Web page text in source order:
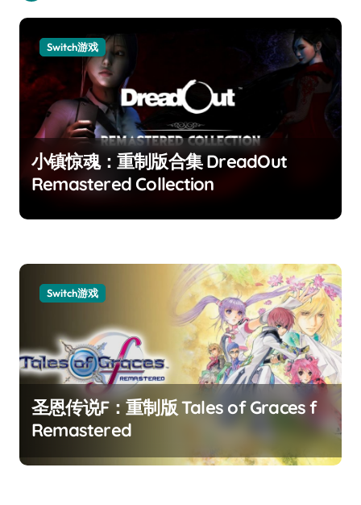
Switch游戏
小镇惊魂：重制版合集 DreadOut
Remastered Collection
Switch游戏
圣恩传说F：重制版 Tales of Graces f
Remastered